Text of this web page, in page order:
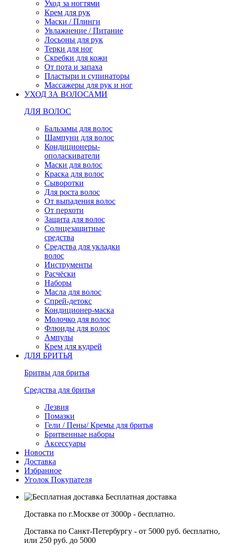
Уход за ногтями
Крем для рук
Маски / Плинги
Увлажнение / Питание
Лосьоны для рук
Терки для ног
Скребки для кожи
От пота и запаха
Пластыри и супинаторы
Массажеры для рук и ног
УХОД ЗА ВОЛОСАМИ
ДЛЯ ВОЛОС
Бальзамы для волос
Шампуни для волос
Кондиционеры-
ополаскиватели
Маски для волос
Краска для волос
Сыворотки
Для роста волос
От выпадения волос
От перхоти
Защита для волос
Солнцезащитные
средства
Средства для укладки
волос
Инструменты
Расчёски
Наборы
Масла для волос
Спрей-детокс
Кондиционер-маска
Молочко для волос
Флюиды для волос
Ампулы
Крем для кудрей
ДЛЯ БРИТЬЯ
Бритвы для бритья
Средства для бритья
Лезвия
Помазки
Гели / Пены/ Кремы для бритья
Бритвенные наборы
Аксессуары
Новости
Доставка
Избранное
Уголок Покупателя
Бесплатная доставка
Доставка по г.Москве от 3000р - бесплатно.
Доставка по Санкт-Петербургу - от 5000 руб. бесплатно,
или 250 руб. до 5000